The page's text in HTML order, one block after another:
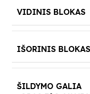
VIDINIS BLOKAS
IŠORINIS BLOKAS
ŠILDYMO GALIA